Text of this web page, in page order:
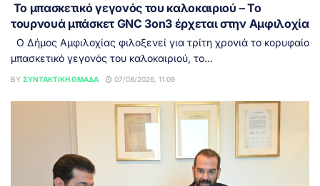
Το μπασκετικό γεγονός του καλοκαιριού – Το
τουρνουά μπάσκετ GNC 3on3 έρχεται στην Αμφιλοχία
Ο Δήμος Αμφιλοχίας φιλοξενεί για τρίτη χρονιά το κορυφαίο
μπασκετικό γεγονός του καλοκαιριού, το...
BY ΣΥΝΤΑΚΤΙΚΉ ΟΜΆΔΑ 07/08/2026, 11:09